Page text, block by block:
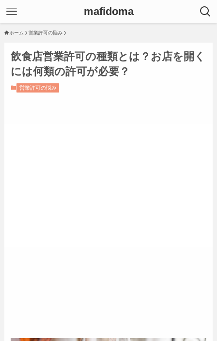
mafidoma
ホーム 営業許可の悩み
飲食店営業許可の種類とは？お店を開く
には何類の許可が必要？
営業許可の悩み